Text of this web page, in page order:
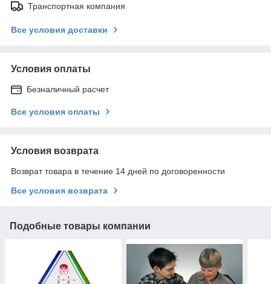
Транспортная компания
Все условия доставки
Условия оплаты
Безналичный расчет
Все условия оплаты
Условия возврата
Возврат товара в течение 14 дней по договоренности
Все условия возврата
Подобные товары компании